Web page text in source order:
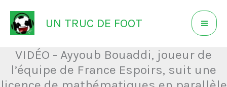
Aller
au
contenu
UN TRUC DE FOOT
VIDÉO - Ayyoub Bouaddi, joueur de
l’équipe de France Espoirs, suit une